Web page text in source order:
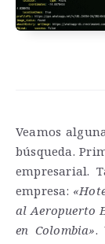
Veamos
búsqueda.
empresarial.
empresa:
al Aeropuerto
en Colombia».